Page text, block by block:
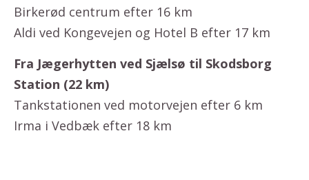
Birkerød centrum efter 16 km
Aldi ved Kongevejen og Hotel B efter 17 km
Fra Jægerhytten ved Sjælsø til Skodsborg
Station (22 km)
Tankstationen ved motorvejen efter 6 km
Irma i Vedbæk efter 18 km